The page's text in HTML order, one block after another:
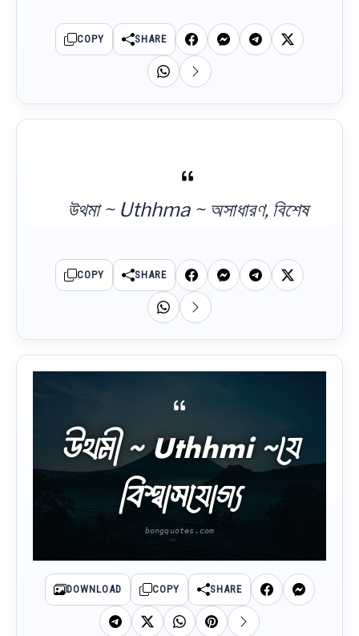
COPY SHARE
উথমা ~ Uthhma ~ অসাধারণ, বিশেষ
COPY SHARE
উথমী ~ Uthhmi ~যে
বিশ্বাসযোগ্য
DOWNLOAD COPY SHARE